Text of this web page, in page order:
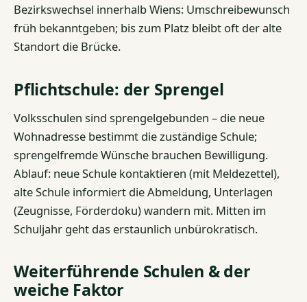
Bezirkswechsel innerhalb Wiens: Umschreibewunsch
früh bekanntgeben; bis zum Platz bleibt oft der alte
Standort die Brücke.
Pflichtschule: der Sprengel
Volksschulen sind sprengelgebunden – die neue
Wohnadresse bestimmt die zuständige Schule;
sprengelfremde Wünsche brauchen Bewilligung.
Ablauf: neue Schule kontaktieren (mit Meldezettel),
alte Schule informiert die Abmeldung, Unterlagen
(Zeugnisse, Förderdoku) wandern mit. Mitten im
Schuljahr geht das erstaunlich unbürokratisch.
Weiterführende Schulen & der
weiche Faktor